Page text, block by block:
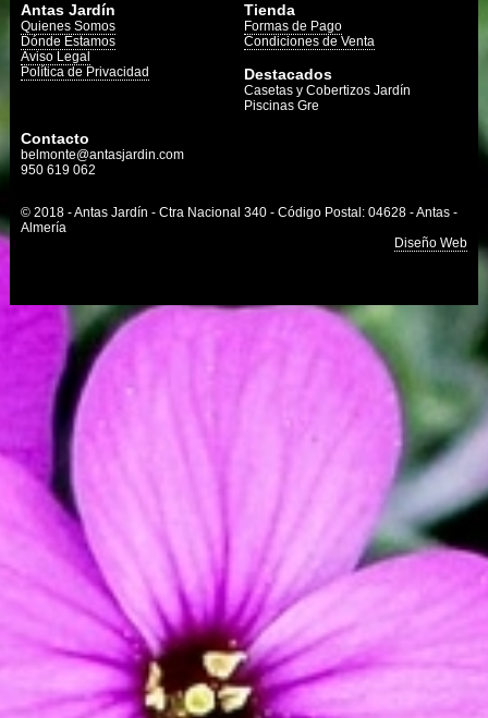
Antas Jardín
Quienes Somos
Dónde Estamos
Aviso Legal
Política de Privacidad
Tienda
Formas de Pago
Condiciones de Venta
Destacados
Casetas y Cobertizos Jardín
Piscinas Gre
Contacto
belmonte@antasjardin.com
950 619 062
© 2018 - Antas Jardín - Ctra Nacional 340 - Código Postal: 04628 - Antas -
Almería
Diseño Web